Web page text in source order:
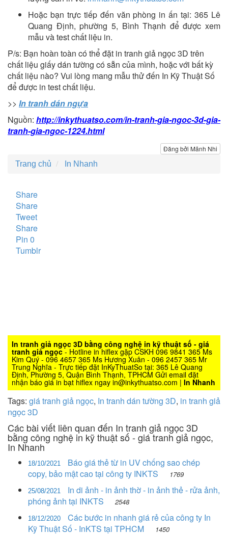
Hoặc bạn trực tiếp đến văn phòng in ấn tại: 365 Lê
Quang Định, phường 5, Bình Thạnh để được xem
mẫu và test chất liệu in.
P/s: Bạn hoàn toàn có thể đặt in tranh giả ngọc 3D trên
chất liệu giấy dán tường có sẵn của mình, hoặc với bất kỳ
chất liệu nào? Vui lòng mang mẫu thử đến In Kỹ Thuật Số
để được in test chất liệu.
>> In tranh dán ngựa
Nguồn: http://inkythuatso.com/in-tranh-gia-ngoc-3d-gia-
tranh-gia-ngoc-1224.html
Đăng bởi Mãnh Nhi
Trang chủ
In Nhanh
Share
Share
Tweet
Share
Pin 0
Tumblr
In tranh giả ngọc 3D bằng công nghệ in kỹ thuật số - giá
tranh giả ngọc- Hotline in hiflex gặp CSKH 096 9841 365 Ms
Kim Quý - 096 4657 365 Ms Hương Xuân - 096 2457 365 Mr
Trung Nghĩa - Trực tiếp đặt InKyThuatSo tại: 365 Lê Quang
Định, Phường 5, Quận Bình Thạnh, TPHCM Gửi email đặt
nhận báo giá in bạt hiflex ngay in@inkythuatso.com | In Nhanh
Tags: giá tranh giả ngọc, In tranh dán tường 3D, in tranh giả
ngọc 3D
Các bài viết liên quan đến In tranh giả ngọc 3D
bằng công nghệ in kỹ thuật số - giá tranh giả ngọc,
In Nhanh
18/10/2021
Báo giá thẻ từ in UV chống sao chép
copy, bảo mật cao tại công ty INKTS
1769
25/08/2021
In di ảnh - in ảnh thờ - in ảnh thẻ - rửa ảnh,
phóng ảnh tại INKTS
2548
18/12/2020
Các bước in nhanh giá rẻ của công ty In
Kỹ Thuật Số - InKTS tại TPHCM
1450